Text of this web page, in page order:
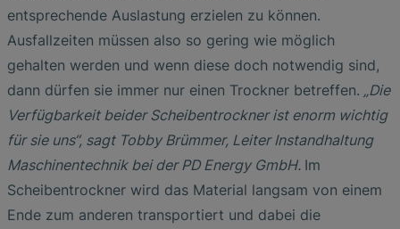
entsprechende Auslastung erzielen zu können.
Ausfallzeiten müssen also so gering wie möglich
gehalten werden und wenn diese doch notwendig sind,
dann dürfen sie immer nur einen Trockner betreffen. „Die
Verfügbarkeit beider Scheibentrockner ist enorm wichtig
für sie uns“, sagt Tobby Brümmer, Leiter Instandhaltung
Maschinentechnik bei der PD Energy GmbH. Im
Scheibentrockner wird das Material langsam von einem
Ende zum anderen transportiert und dabei die